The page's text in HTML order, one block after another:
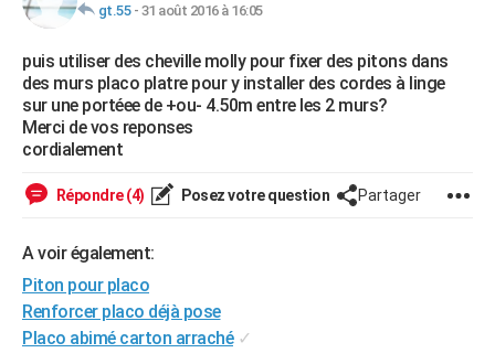
Essais
Réserver un essai
Citadines
Berlines
SUV
Forum auto
+HIGH-TECH
Mobiles
Meilleur smartphone
Internet
Ordinateurs
Jeux vidéo
Guide high-tech
+BRICOLAGE
Forum
Aménagement intérieur
Extérieur
Cuisine
Salle de bains
Jardinage
Rangement
WEEK-END
Guides de France
Escapades
Patrimoine
Expositions
Musées
Week-end nature
+LIFESTYLE
Art de vivre
Bien-être
Loisirs
Mode
Modes de vie
SANTE
Alimentation
Guide de la santé
Maladies
Médicaments
Sommeil
VOYAGE
Destinations
City break
Voyage nature
Voyage de noces
Forum
Climat
+PHOTO
GUIDES D'ACHAT
gt.55- 31 août 2016 à 16:05
puis utiliser des cheville molly pour fixer des pitons dans
des murs placo platre pour y installer des cordes à linge
sur une portéee de +ou- 4.50m entre les 2 murs?
Merci de vos reponses
cordialement
Répondre (4) Posez votre question Partager
A voir également:
Piton pour placo
Renforcer placo déjà pose
Placo abimé carton arraché ✓